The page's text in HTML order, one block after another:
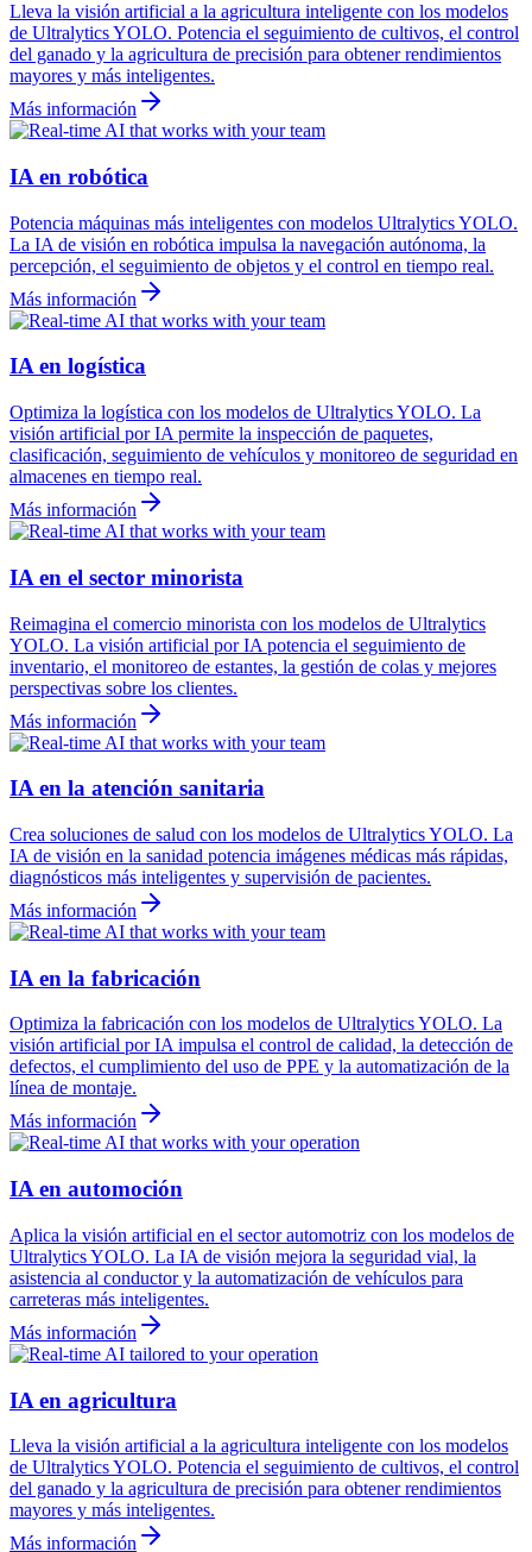
Lleva la visión artificial a la agricultura inteligente con los modelos
de Ultralytics YOLO. Potencia el seguimiento de cultivos, el control
del ganado y la agricultura de precisión para obtener rendimientos
mayores y más inteligentes.
Más información
IA en robótica
Potencia máquinas más inteligentes con modelos Ultralytics YOLO.
La IA de visión en robótica impulsa la navegación autónoma, la
percepción, el seguimiento de objetos y el control en tiempo real.
Más información
IA en logística
Optimiza la logística con los modelos de Ultralytics YOLO. La
visión artificial por IA permite la inspección de paquetes,
clasificación, seguimiento de vehículos y monitoreo de seguridad en
almacenes en tiempo real.
Más información
IA en el sector minorista
Reimagina el comercio minorista con los modelos de Ultralytics
YOLO. La visión artificial por IA potencia el seguimiento de
inventario, el monitoreo de estantes, la gestión de colas y mejores
perspectivas sobre los clientes.
Más información
IA en la atención sanitaria
Crea soluciones de salud con los modelos de Ultralytics YOLO. La
IA de visión en la sanidad potencia imágenes médicas más rápidas,
diagnósticos más inteligentes y supervisión de pacientes.
Más información
IA en la fabricación
Optimiza la fabricación con los modelos de Ultralytics YOLO. La
visión artificial por IA impulsa el control de calidad, la detección de
defectos, el cumplimiento del uso de PPE y la automatización de la
línea de montaje.
Más información
IA en automoción
Aplica la visión artificial en el sector automotriz con los modelos de
Ultralytics YOLO. La IA de visión mejora la seguridad vial, la
asistencia al conductor y la automatización de vehículos para
carreteras más inteligentes.
Más información
IA en agricultura
Lleva la visión artificial a la agricultura inteligente con los modelos
de Ultralytics YOLO. Potencia el seguimiento de cultivos, el control
del ganado y la agricultura de precisión para obtener rendimientos
mayores y más inteligentes.
Más información